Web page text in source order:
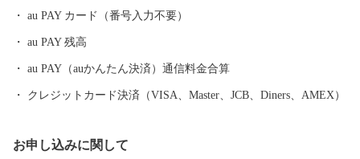
早期返還を願い、市民一丸となって世論の先頭に立ち、運動を展
ない課題が非常に山積しています。 すこしづつまちの活性化を目
指し歩みを進めてまいりますので、今後の根室市にご注目くださ
au PAY カード（番号入力不要）
au PAY 残高
au PAY（auかんたん決済）通信料金合算
クレジットカード決済（VISA、Master、JCB、Diners、AMEX）
お申し込みに関して